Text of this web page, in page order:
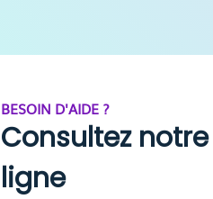
BESOIN D'AIDE ?
Consultez
ligne